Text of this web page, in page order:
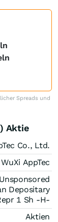
Spreads und
Aktie
Co., Ltd.
WuXi AppTec
Depositary
1 Sh -H-
Aktien